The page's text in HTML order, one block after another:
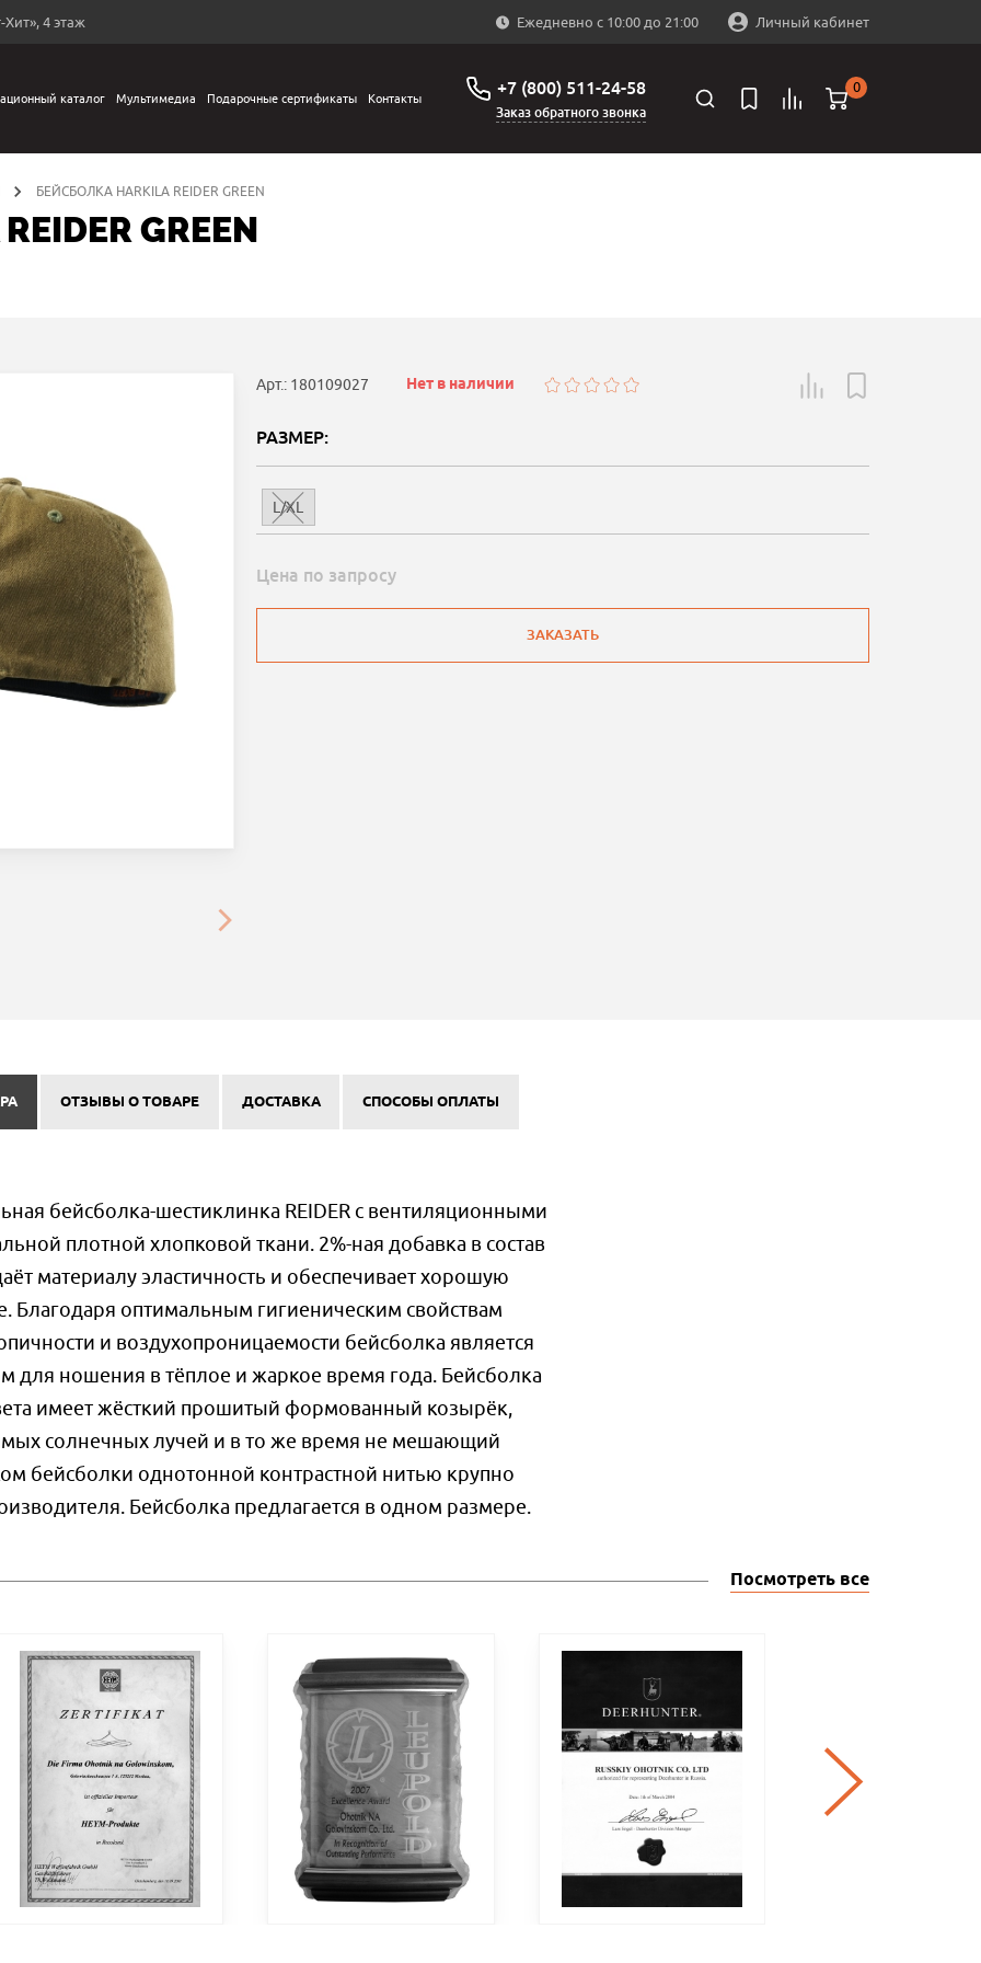
4 этаж Ежедневно с 10:00 до 21:00 Личный кабинет
каталог Мультимедиа Подарочные сертификаты Контакты +7 (800) 511-24-58
Заказ обратного звонка
0
БЕЙСБОЛКА HARKILA REIDER GREEN
GREEN
Арт.: 180109027 Нет в наличии
РАЗМЕР:
L/XL
Цена по запросу
ЗАКАЗАТЬ
ОТЗЫВЫ О ТОВАРЕ ДОСТАВКА СПОСОБЫ ОПЛАТЫ
бейсболка-шестиклинка REIDER с вентиляционными
плотной хлопковой ткани. 2%-ная добавка в состав
материалу эластичность и обеспечивает хорошую
Благодаря оптимальным гигиеническим свойствам
и воздухопроницаемости бейсболка является
ношения в тёплое и жаркое время года. Бейсболка
имеет жёсткий прошитый формованный козырёк,
солнечных лучей и в то же время не мешающий
бейсболки однотонной контрастной нитью крупно
Бейсболка предлагается в одном размере.
Посмотреть все